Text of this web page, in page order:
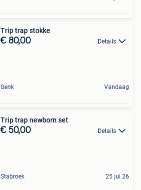
Trip trap stokke
€ 80,00 Details
Genk Vandaag
Trip trap newborn set
€ 50,00 Details
Stabroek 25 jul 26